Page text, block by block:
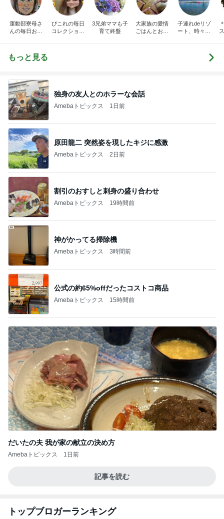
運動部寮母さ
んの毎日お弁
ぴこれの毎日
コレクション
3兄弟ママも子
育て終盤
大家族の愛情
ごはんとお弁
子連れdeリゾ
ート、時々キ
もっと見る
独身の友人とのホラーな会話
Amebaトピックス 1日前
原田龍二 突然姿を現したキジに感激
Amebaトピックス 2日前
割引のおすしと刺身の盛り合わせ
Amebaトピックス 19時間前
神がかってる掃除機
Amebaトピックス 3時間前
公式の約65%offだったコストコ商品
Amebaトピックス 15時間前
だいたの夫 我が家の献立の決め方
Amebaトピックス 1日前
記事を読む
トップブロガーランキング